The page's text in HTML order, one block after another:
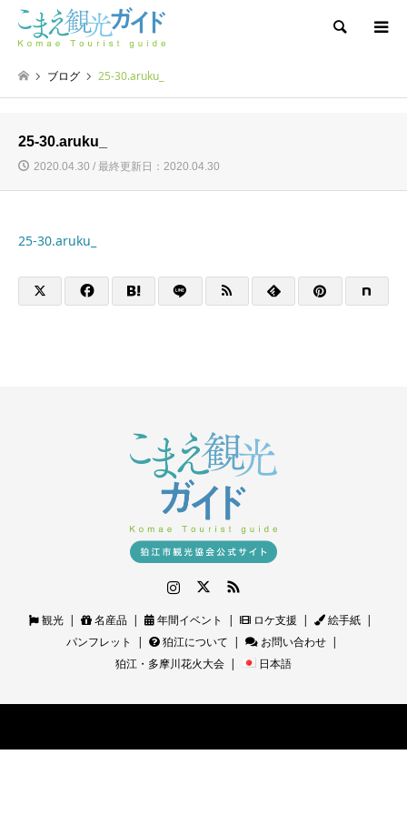
検索
ブログ 25-30.aruku_
25-30.aruku_
2020.04.30 / 最終更新日：2020.04.30
25-30.aruku_
観光 名産品 年間イベント ロケ支援
絵手紙
パンフレット
狛江について
お問い合わせ
狛江・多摩川花火大会
日本語